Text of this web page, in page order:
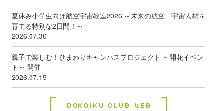
夏休み小学生向け航空宇宙教室2026 ～未来の航空・宇宙人材を
育てる特別な2日間！～
2026.07.30
親子で楽しむ！ひまわりキャンパスプロジェクト ～開花イベン
ト～ 開催
2026.07.15
Dokoiku Club Web